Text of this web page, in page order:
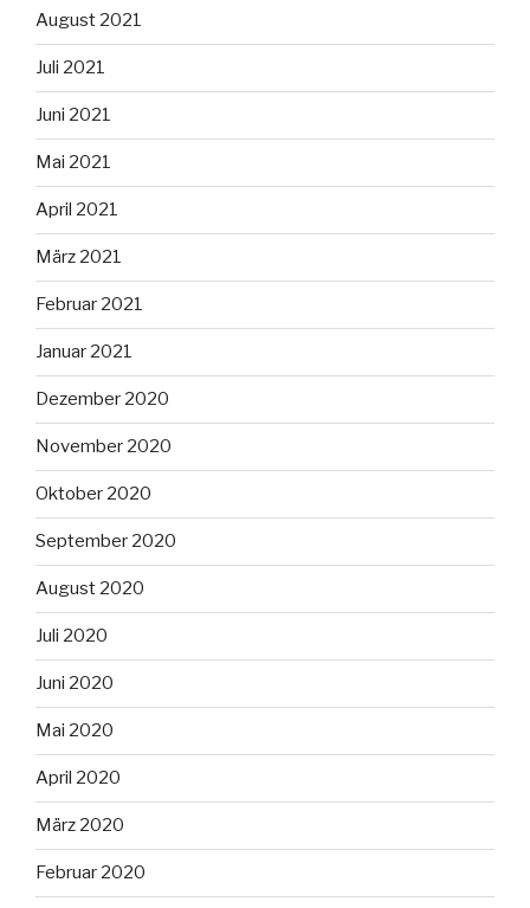
August 2021
Juli 2021
Juni 2021
Mai 2021
April 2021
März 2021
Februar 2021
Januar 2021
Dezember 2020
November 2020
Oktober 2020
September 2020
August 2020
Juli 2020
Juni 2020
Mai 2020
April 2020
März 2020
Februar 2020